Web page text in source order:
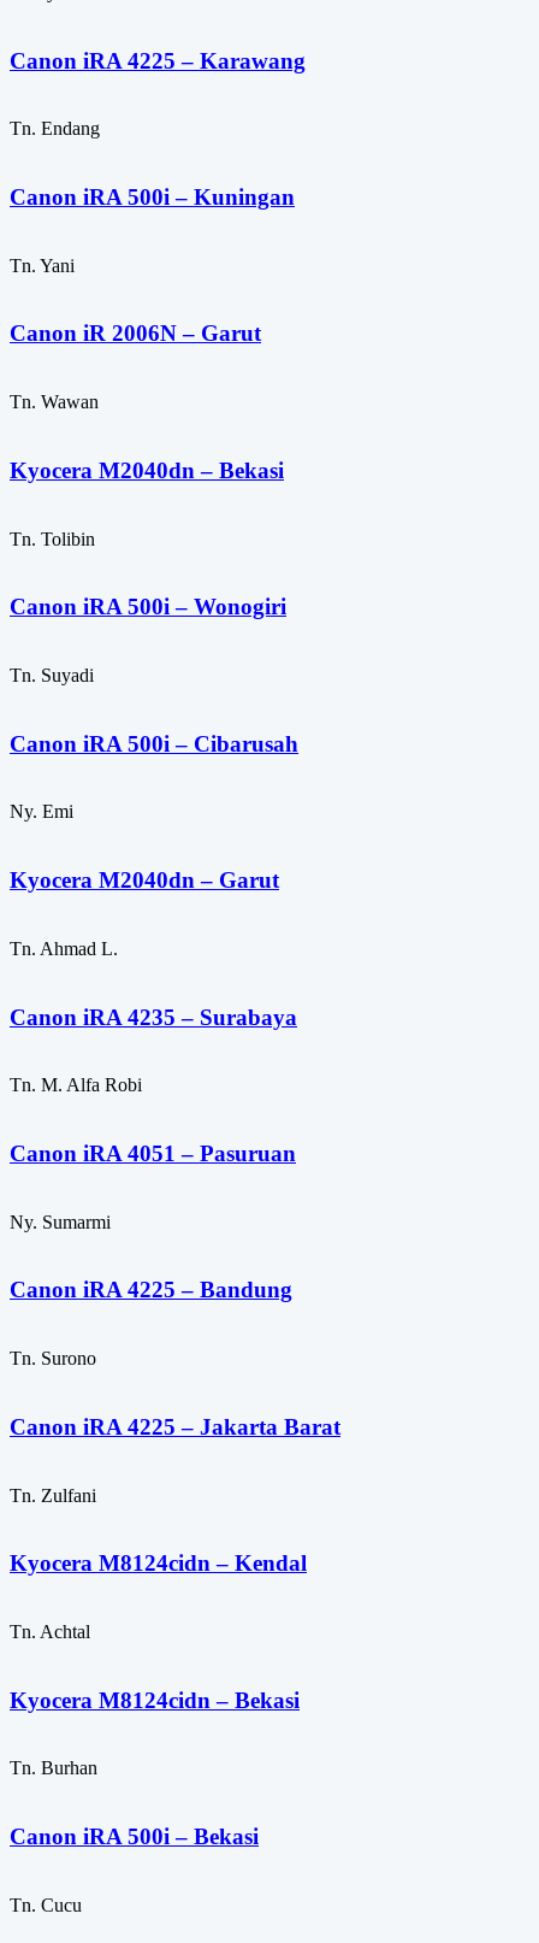
Canon iRA 4225 – Karawang
Tn. Endang
Canon iRA 500i – Kuningan
Tn. Yani
Canon iR 2006N – Garut
Tn. Wawan
Kyocera M2040dn – Bekasi
Tn. Tolibin
Canon iRA 500i – Wonogiri
Tn. Suyadi
Canon iRA 500i – Cibarusah
Ny. Emi
Kyocera M2040dn – Garut
Tn. Ahmad L.
Canon iRA 4235 – Surabaya
Tn. M. Alfa Robi
Canon iRA 4051 – Pasuruan
Ny. Sumarmi
Canon iRA 4225 – Bandung
Tn. Surono
Canon iRA 4225 – Jakarta Barat
Tn. Zulfani
Kyocera M8124cidn – Kendal
Tn. Achtal
Kyocera M8124cidn – Bekasi
Tn. Burhan
Canon iRA 500i – Bekasi
Tn. Cucu